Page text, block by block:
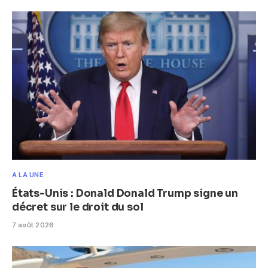
A LA UNE
États-Unis : Donald Donald Trump signe un
décret sur le droit du sol
7 août 2026